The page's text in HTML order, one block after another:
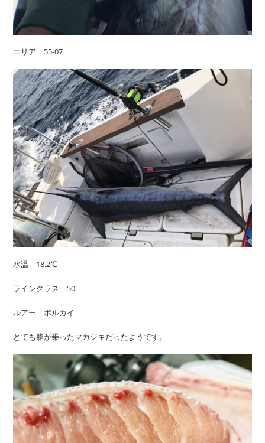
エリア 55-07
水温 18.2℃
ラインクラス 50
ルアー ポルカイ
とても脂が乗ったマカジキだったようです。